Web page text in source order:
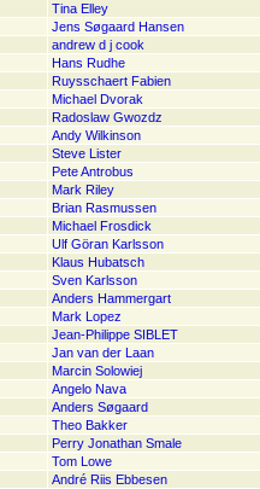
Tina Elley
Jens Søgaard Hansen
andrew d j cook
Hans Rudhe
Ruysschaert Fabien
Michael Dvorak
Radoslaw Gwozdz
Andy Wilkinson
Steve Lister
Pete Antrobus
Mark Riley
Brian Rasmussen
Michael Frosdick
Ulf Göran Karlsson
Klaus Hubatsch
Sven Karlsson
Anders Hammergart
Mark Lopez
Jean-Philippe SIBLET
Jan van der Laan
Marcin Solowiej
Angelo Nava
Anders Søgaard
Theo Bakker
Perry Jonathan Smale
Tom Lowe
André Riis Ebbesen